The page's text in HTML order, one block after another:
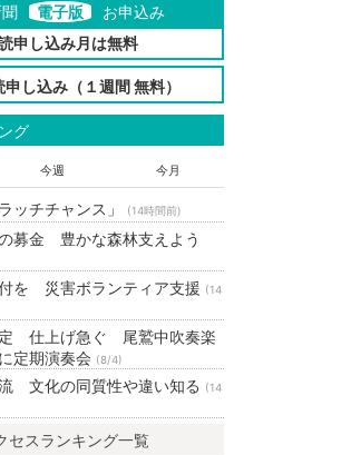
電子版
お申込み
申し込み月は無料
し込み（１週間 無料）
グ
今週 今月
ッチチャンス」 (14時間前)
募金 豊かな森林支えよう
を 災害ボランティア支援 (14
仕上げ急ぐ 尾鷲中吹奏楽
定期演奏会 (8/4)
文化の同質性や違い知る
(14
セスランキング一覧